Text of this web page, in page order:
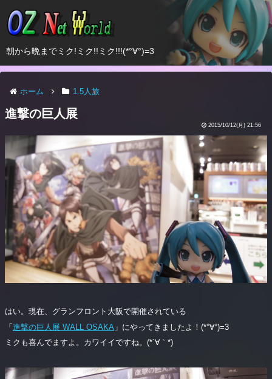
朝から晩までミク!ミク!!ミク!!!(*°∀°)=3
ホーム 1.5人旅
進撃の巨人展
2015/10/12(月) 21:56
はい。現在、グランフロント大阪で開催されている
「進撃の巨人展 WALL OSAKA 」にやってきましたよ！(*°∀°)=3
ミクも喜んでますよ。カワイイですね。(*´∀｀*)